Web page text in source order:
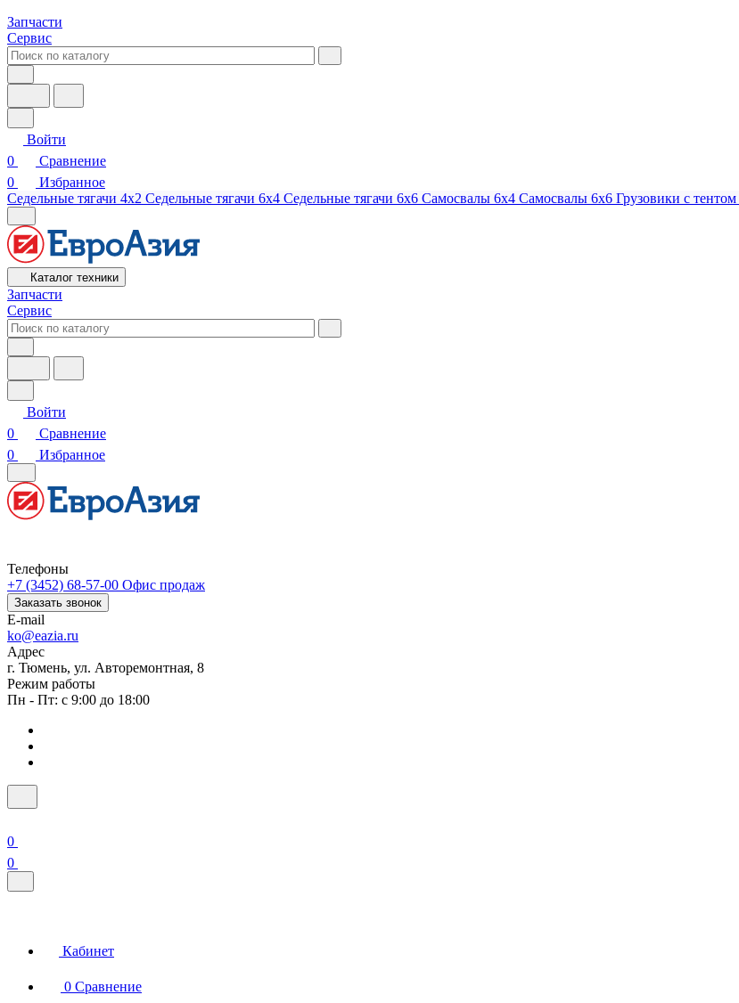
Запчасти
Сервис
Войти
0
Сравнение
0
Избранное
Седельные тягачи 4х2 Седельные тягачи 6х4 Седельные тягачи 6х6 Самосвалы 6х4 Самосвалы 6х6 Грузовики с тентом
Каталог техники
Запчасти
Сервис
Войти
0
Сравнение
0
Избранное
Телефоны
+7 (3452) 68-57-00 Офис продаж
Заказать звонок
E-mail
ko@eazia.ru
Адрес
г. Тюмень, ул. Авторемонтная, 8
Режим работы
Пн - Пт: с 9:00 до 18:00
0
0
Кабинет
0 Сравнение